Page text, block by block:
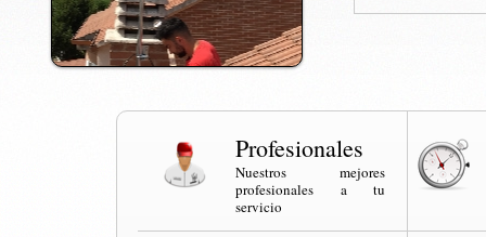
Profesionales
Nuestros mejores
profesionales a tu
servicio